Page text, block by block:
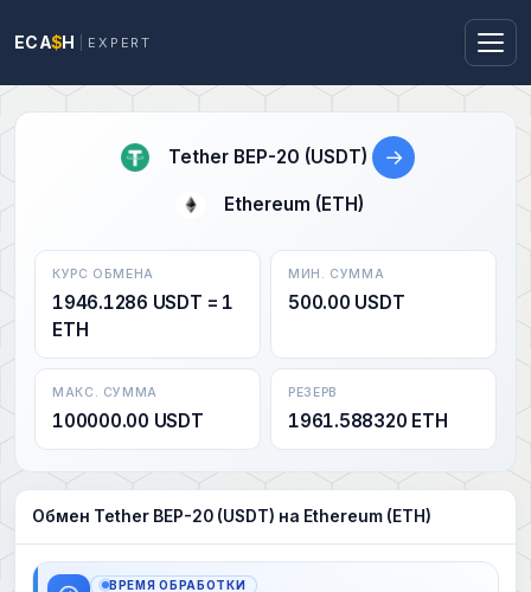
ECA$H EXPERT
Tether BEP-20 (USDT) →
Ethereum (ETH)
КУРС ОБМЕНА
1946.1286 USDT = 1
ETH
МИН. СУММА
500.00 USDT
МАКС. СУММА
100000.00 USDT
РЕЗЕРВ
1961.588320 ETH
Обмен Tether BEP-20 (USDT) на Ethereum (ETH)
ВРЕМЯ ОБРАБОТКИ